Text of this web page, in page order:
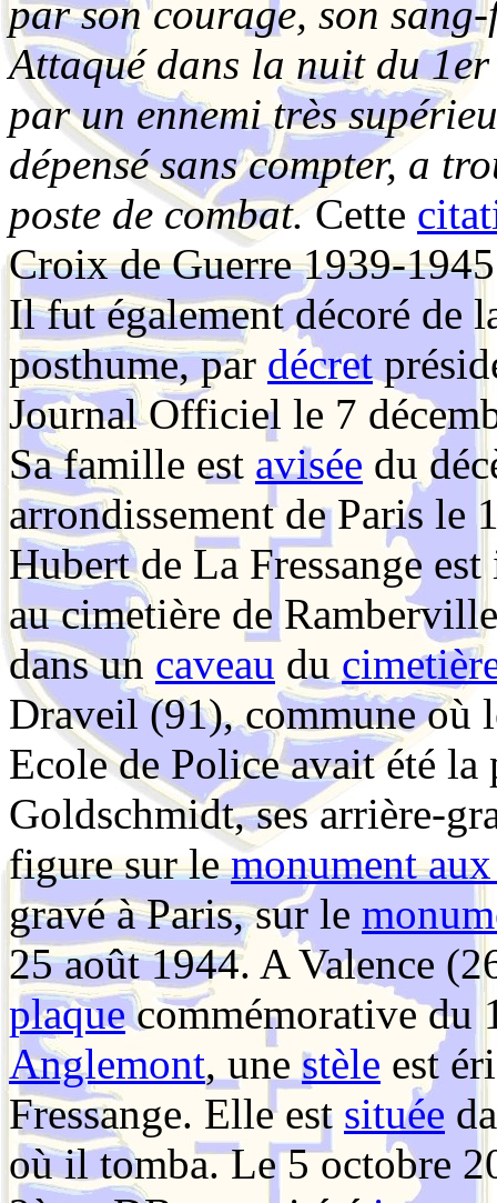
par son courage, son
Attaqué dans la nuit du
par un ennemi très
dépensé sans compter, a
poste de combat. Cette
Croix de Guerre 1939-
Il fut également décoré
posthume, par décret
Journal Officiel le 7
Sa famille est avisée du
arrondissement de Paris le
Hubert de La Fressange
au cimetière de
dans un caveau du
Draveil (91), commune où
Ecole de Police avait été
Goldschmidt, ses arrière-
figure sur lemonument
gravé à Paris, sur le
25 août1944. AValence
plaquecommémorative du
Anglemont, une stèle est
Fressange. Elle est située
où il tomba. Le 5 octobre